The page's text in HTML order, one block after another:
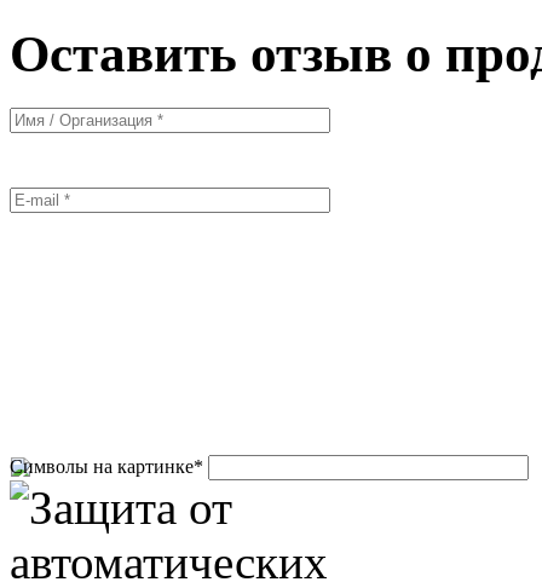
Оставить отзыв о
Символы на картинке*